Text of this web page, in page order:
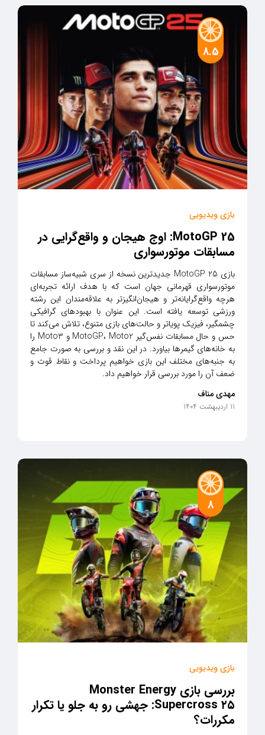
8.5
بازی ویدیویی
MotoGP 25: اوج هیجان و واقع‌گرایی در
مسابقات موتورسواری
بازی MotoGP 25 جدیدترین نسخه از سری شبیه‌ساز مسابقات
موتورسواری قهرمانی جهان است که با هدف ارائه تجربه‌ای
هرچه واقع‌گرایانه‌تر و هیجان‌انگیزتر به علاقه‌مندان این رشته
ورزشی توسعه یافته است. این عنوان با بهبودهای گرافیکی
چشمگیر، فیزیک پویاتر و حالت‌های بازی متنوع، تلاش می‌کند تا
حس و حال مسابقات نفس‌گیر MotoGP، Moto2 و Moto3 را
به خانه‌های گیمرها بیاورد. در این نقد و بررسی به صورت جامع
به جنبه‌های مختلف این بازی خواهیم پرداخت و نقاط قوت و
ضعف آن را مورد بررسی قرار خواهیم داد.
مهدی مناف
11 اردیبهشت 1404
8
بازی ویدیویی
بررسی بازی Monster Energy
Supercross ۲۵: جهشی رو به جلو یا تکرار
مکررات؟